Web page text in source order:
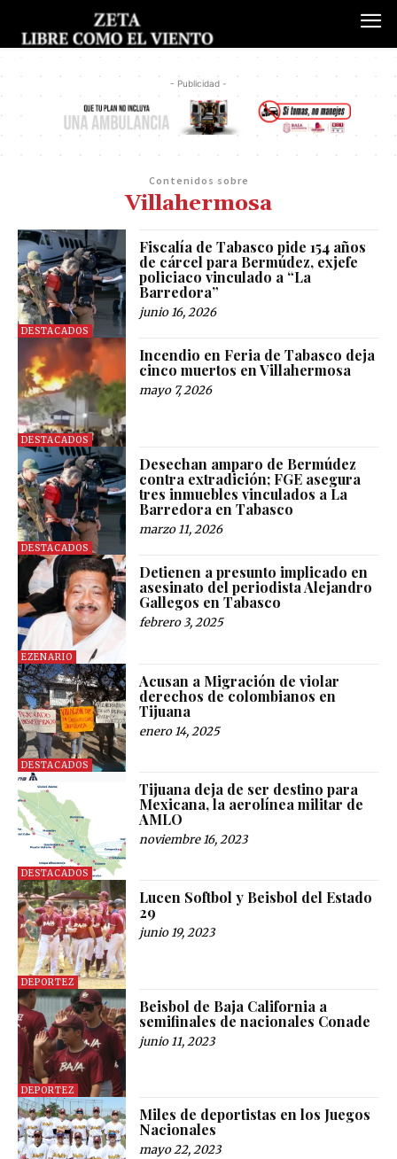
- Publicidad -
Contenidos sobre
Villahermosa
DESTACADOS
Fiscalía de Tabasco pide 154 años
de cárcel para Bermúdez, exjefe
policiaco vinculado a “La
Barredora”
junio 16, 2026
DESTACADOS
Incendio en Feria de Tabasco deja
cinco muertos en Villahermosa
mayo 7, 2026
DESTACADOS
Desechan amparo de Bermúdez
contra extradición; FGE asegura
tres inmuebles vinculados a La
Barredora en Tabasco
marzo 11, 2026
EZENARIO
Detienen a presunto implicado en
asesinato del periodista Alejandro
Gallegos en Tabasco
febrero 3, 2025
DESTACADOS
Acusan a Migración de violar
derechos de colombianos en
Tijuana
enero 14, 2025
DESTACADOS
Tijuana deja de ser destino para
Mexicana, la aerolínea militar de
AMLO
noviembre 16, 2023
DEPORTEZ
Lucen Softbol y Beisbol del Estado
29
junio 19, 2023
DEPORTEZ
Beisbol de Baja California a
semifinales de nacionales Conade
junio 11, 2023
Miles de deportistas en los Juegos
Nacionales
mayo 22, 2023